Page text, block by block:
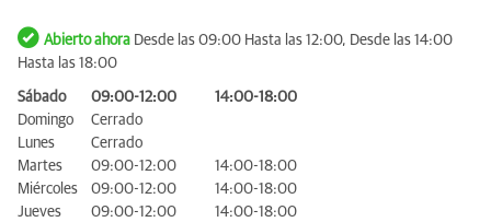
Abierto ahora Desde las 09:00 Hasta las 12:00, Desde las 14:00
Hasta las 18:00
Sábado 09:00-12:00
14:00-18:00
Domingo
Cerrado
Lunes
Cerrado
Martes
09:00-12:00
14:00-18:00
Miércoles
09:00-12:00
14:00-18:00
Jueves
09:00-12:00
14:00-18:00